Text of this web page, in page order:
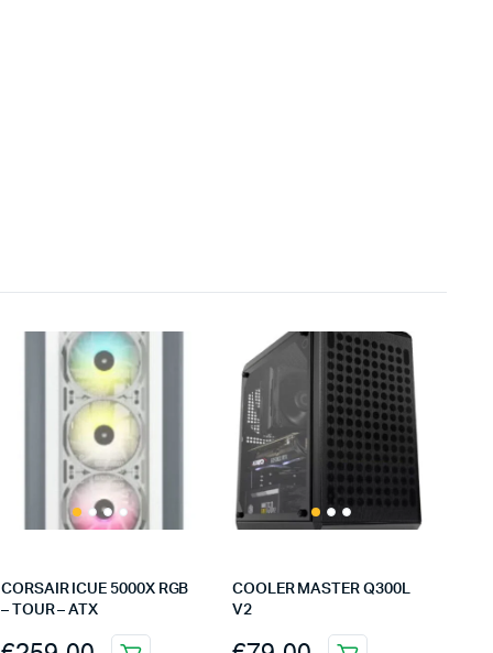
CORSAIR ICUE 5000X RGB
– TOUR – ATX
COOLER MASTER Q300L
V2